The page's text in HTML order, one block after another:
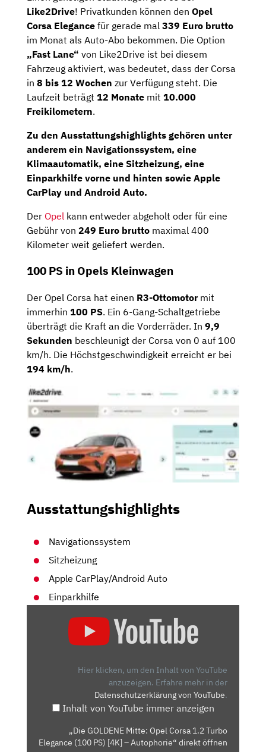
Like2Drive! Privatkunden können den Opel
Corsa Elegance für gerade mal 339 Euro brutto
im Monat als Auto-Abo bekommen. Die Option
„Fast Lane“ von Like2Drive ist bei diesem
Fahrzeug aktiviert, was bedeutet, dass der Corsa
in 8 bis 12 Wochen zur Verfügung steht. Die
Laufzeit beträgt 12 Monate mit 10.000
Freikilometern.
Zu den Ausstattungshighlights gehören unter
anderem ein Navigationssystem, eine
Klimaautomatik, eine Sitzheizung, eine
Einparkhilfe vorne und hinten sowie Apple
CarPlay und Android Auto.
Der Opel kann entweder abgeholt oder für eine
Gebühr von 249 Euro brutto maximal 400
Kilometer weit geliefert werden.
100 PS in Opels Kleinwagen
Der Opel Corsa hat einen R3-Ottomotor mit
immerhin 100 PS. Ein 6-Gang-Schaltgetriebe
überträgt die Kraft an die Vorderräder. In 9,9
Sekunden beschleunigt der Corsa von 0 auf 100
km/h. Die Höchstgeschwindigkeit erreicht er bei
194 km/h.
Ausstattungshighlights
Navigationssystem
Sitzheizung
Apple CarPlay/Android Auto
Einparkhilfe
ELEGANCE
PS)
Hier klicken, um den Inhalt von YouTube
anzuzeigen. Erfahre mehr in der
Datenschutzerklärung von YouTube.
Inhalt von YouTube immer anzeigen
„Die GOLDENE Mitte: Opel Corsa 1.2 Turbo
Elegance (100 PS) [4K] – Autophorie“ direkt öffnen